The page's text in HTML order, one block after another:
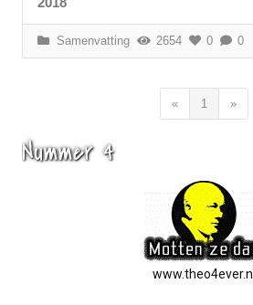
Samenvatting 2654 0 0
« 1 »
Nummer 4
www.theo4ever.nl